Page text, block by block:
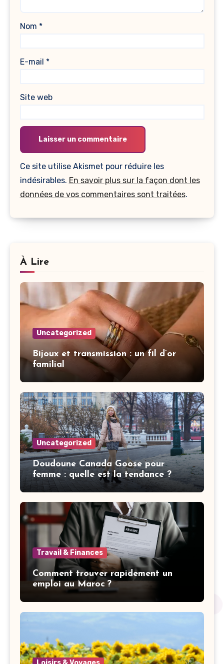
Nom *
E-mail *
Site web
Ce site utilise Akismet pour réduire les
indésirables. En savoir plus sur la façon dont les
données de vos commentaires sont traitées.
À Lire
Uncategorized
Bijoux et transmission : un fil d’or
familial
Uncategorized
Doudoune Canada Goose pour
femme : quelle est la tendance ?
Travail & Finances
Comment trouver rapidement un
emploi au Maroc ?